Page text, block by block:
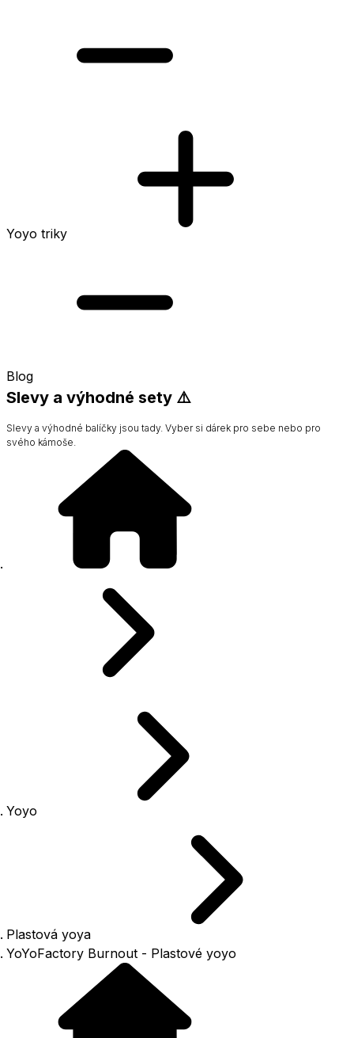
Yoyo triky
Blog
Slevy a výhodné sety ⚠️
Slevy a výhodné balíčky jsou tady. Vyber si dárek pro sebe nebo pro
svého kámoše.
Yoyo
Plastová yoya
YoYoFactory Burnout - Plastové yoyo